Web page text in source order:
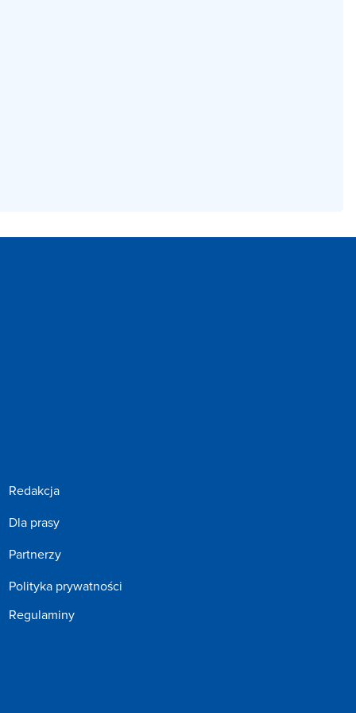
Redakcja
Dla prasy
Partnerzy
Polityka prywatności
Regulaminy